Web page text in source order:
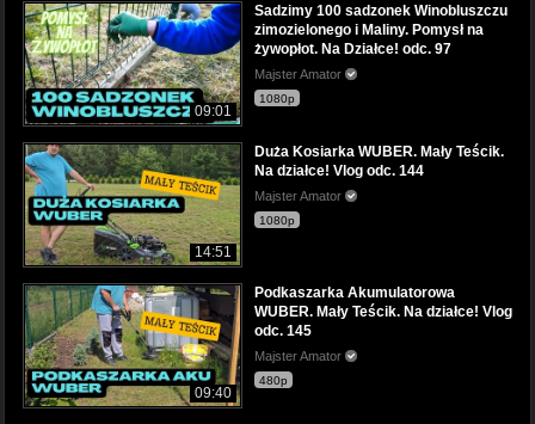
09:01
Sadzimy 100 sadzonek Winobluszczu
zimozielonego i Maliny. Pomysł na
żywopłot. Na Działce! odc. 97
Majster Amator
1080p
14:51
Duża Kosiarka WUBER. Mały Teścik.
Na działce! Vlog odc. 144
Majster Amator
1080p
09:40
Podkaszarka Akumulatorowa
WUBER. Mały Teścik. Na działce! Vlog
odc. 145
Majster Amator
480p